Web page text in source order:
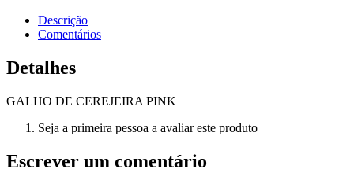
Descrição
Comentários
Detalhes
GALHO DE CEREJEIRA PINK
Seja a primeira pessoa a avaliar este produto
Escrever um comentário